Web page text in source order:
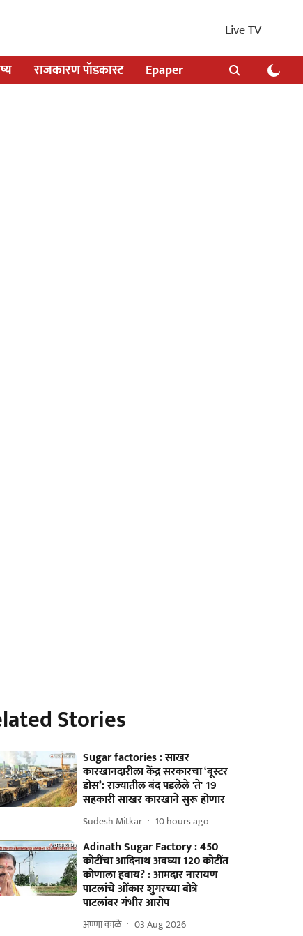
Live TV
राजकारण पॉडकास्ट Epaper
Stories
Sugar factories : साखर
कारखानदारीला केंद्र सरकारचा ‘बूस्टर
डोस’: राज्यातील बंद पडलेले 'ते' 19
सहकारी साखर कारखाने सुरू होणार
Sudesh Mitkar 10 hours ago
Adinath Sugar Factory : 450
कोटींचा आदिनाथ अवघ्या 120 कोटींत
कोणाला हवाय? : आमदार नारायण
पाटलांचे ओंकार शुगरच्या बोत्रे
पाटलांवर गंभीर आरोप
अण्णा काळे 03 Aug 2026